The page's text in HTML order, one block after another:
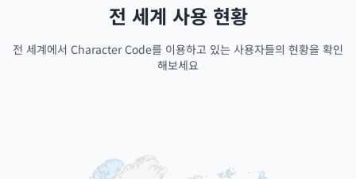
전 세계 사용 현황
전 세계에서 Character Code를 이용하고 있는 사용자들의 현황을 확인
해보세요